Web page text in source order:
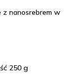
z nanosrebrem w
250 g